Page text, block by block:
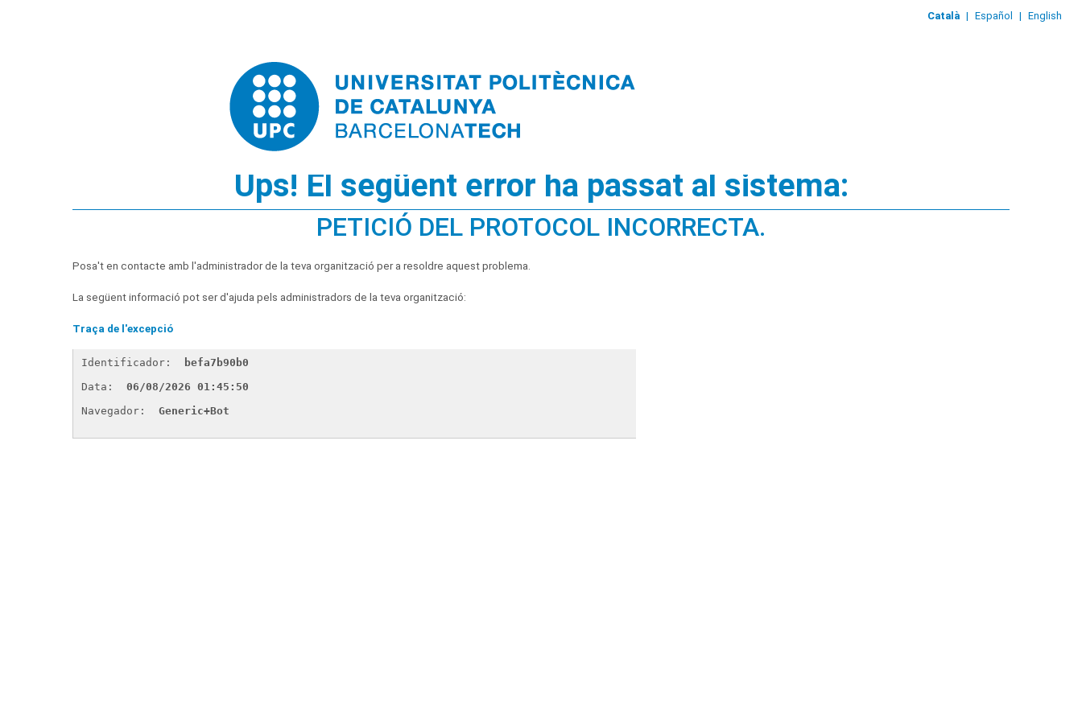
Català | Español | English
Ups! El següent error ha passat al sistema:
PETICIÓ DEL PROTOCOL INCORRECTA.
Posa't en contacte amb l'administrador de la teva organització per a resoldre aquest problema.
La següent informació pot ser d'ajuda pels administradors de la teva organització:
Traça de l'excepció
Identificador:
befa7b90b0
Data:
06/08/2026 01:45:50
Navegador:
Generic+Bot